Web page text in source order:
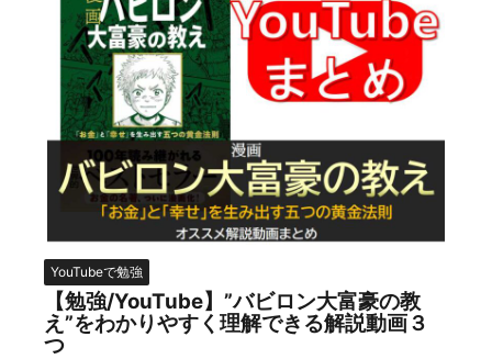
YouTubeで勉強
【勉強/YouTube】”バビロン大富豪の教
え”をわかりやすく理解できる解説動画３
つ